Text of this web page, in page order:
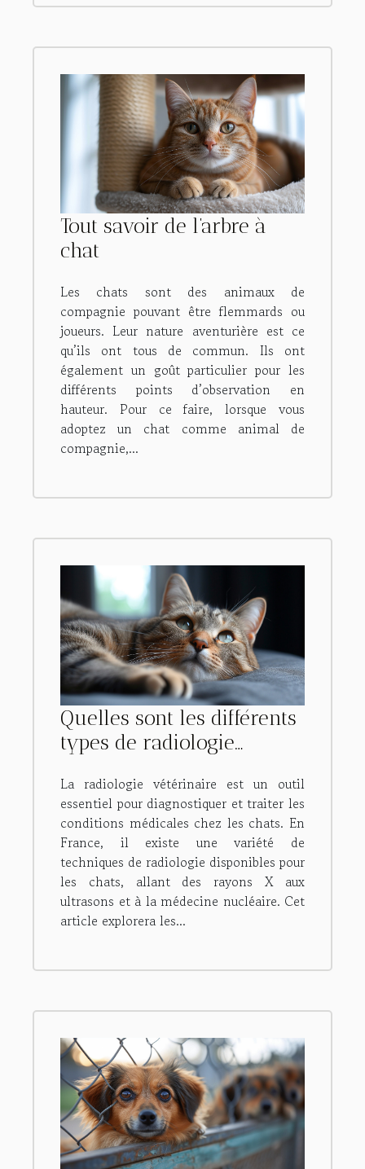
Tout savoir de l’arbre à
chat
Les chats sont des animaux de
compagnie pouvant être flemmards ou
joueurs. Leur nature aventurière est ce
qu’ils ont tous de commun. Ils ont
également un goût particulier pour les
différents points d’observation en
hauteur. Pour ce faire, lorsque vous
adoptez un chat comme animal de
compagnie,...
Quelles sont les différents
types de radiologie
en France ?
La radiologie vétérinaire est un outil
essentiel pour diagnostiquer et traiter les
conditions médicales chez les chats. En
France, il existe une variété de
techniques de radiologie disponibles pour
les chats, allant des rayons X aux
ultrasons et à la médecine nucléaire. Cet
article explorera les...